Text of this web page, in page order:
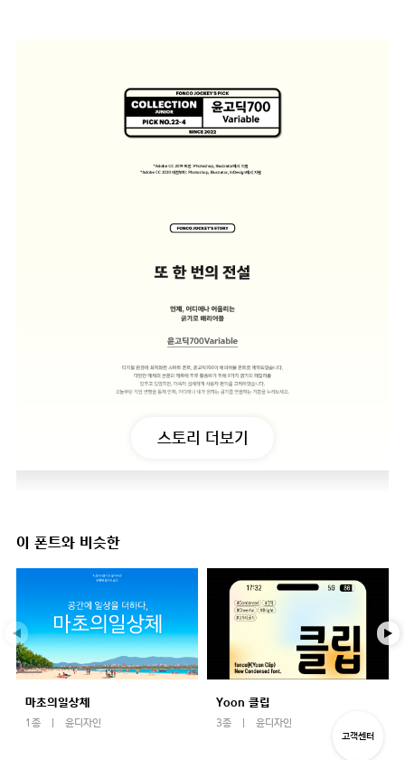
스토리 더보기
이 폰트와 비슷한
마초의일상체
1종 윤디자인
Yoon 클립
3종 윤디자인
고객센터